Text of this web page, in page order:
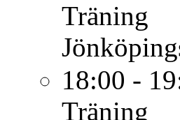
Träning
18:00 -
Träning